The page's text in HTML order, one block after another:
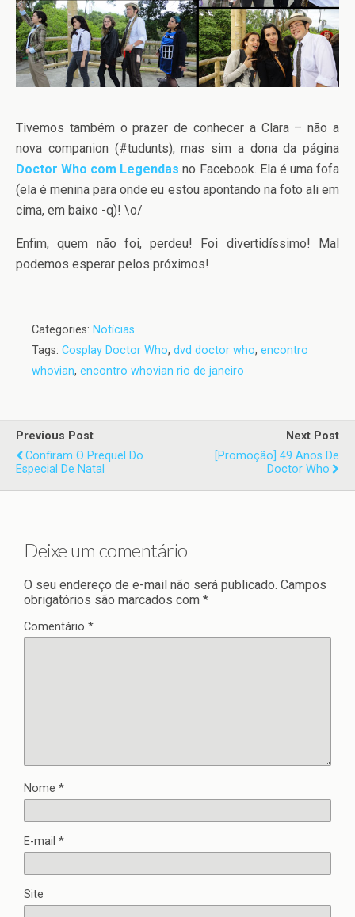
Tivemos também o prazer de conhecer a Clara – não a
nova companion (#tudunts), mas sim a dona da página
Doctor Who com Legendas no Facebook. Ela é uma fofa
(ela é menina para onde eu estou apontando na foto ali em
cima, em baixo -q)! \o/
Enfim, quem não foi, perdeu! Foi divertidíssimo! Mal
podemos esperar pelos próximos!
Categories: Notícias
Tags: Cosplay Doctor Who, dvd doctor who, encontro
whovian, encontro whovian rio de janeiro
Previous Post
Confiram O Prequel Do
Especial De Natal
Next Post
[Promoção] 49 Anos De
Doctor Who
Deixe um comentário
O seu endereço de e-mail não será publicado. Campos
obrigatórios são marcados com *
Comentário *
Nome *
E-mail *
Site